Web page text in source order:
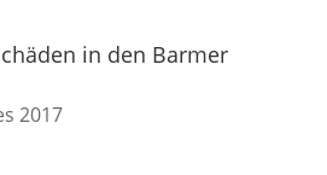
in den Barmer
2017